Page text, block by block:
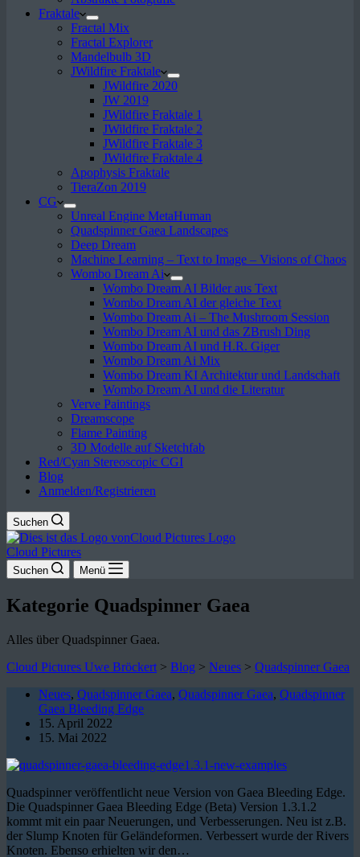
Fraktale
Fractal Mix
Fractal Explorer
Mandelbulb 3D
JWildfire Fraktale
JWildfire 2020
JW 2019
JWildfire Fraktale 1
JWildfire Fraktale 2
JWildfire Fraktale 3
JWildfire Fraktale 4
Apophysis Fraktale
TieraZon 2019
CG
Unreal Engine MetaHuman
Quadspinner Gaea Landscapes
Deep Dream
Machine Learning – Text to Image – Visions of Chaos
Wombo Dream Ai
Wombo Dream AI Bilder aus Text
Wombo Dream AI der gleiche Text
Wombo Dream Ai – The Mushroom Session
Wombo Dream AI und das ZBrush Ding
Wombo Dream AI und H.R. Giger
Wombo Dream Ai Mix
Wombo Dream KI Architektur und Landschaft
Wombo Dream AI und die Literatur
Verve Paintings
Dreamscope
Flame Painting
3D Modelle auf Sketchfab
Red/Cyan Stereoscopic CGI
Blog
Anmelden/Registrieren
Suchen
Cloud Pictures
Suchen Menü
Kategorie Quadspinner Gaea
Alles über Quadspinner Gaea.
Cloud Pictures Uwe Bröckert > Blog > Neues > Quadspinner Gaea
Neues, Quadspinner Gaea, Quadspinner Gaea, Quadspinner
Gaea Bleeding Edge
15. April 2022
15. Mai 2022
Quadspinner veröffentlicht neue Version von Gaea Bleeding Edge.
Die Quadspinner Gaea Bleeding Edge (Beta) Version 1.3.1.2
kommt mit ein paar Neuerungen, und Verbesserungen. Neu ist z.B.
der Slump Knoten für Geländeformen. Verbessert wurde der Rivers
Knoten. Ebenso erhielten wir den…